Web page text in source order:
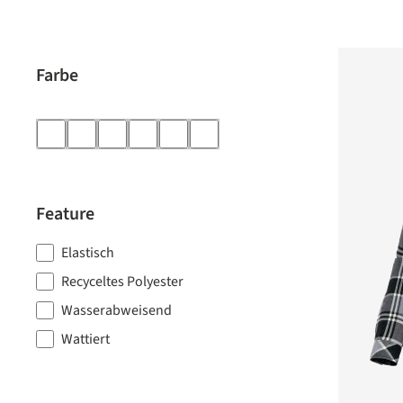
Farbe
Feature
Elastisch
Recyceltes Polyester
Wasserabweisend
Wattiert